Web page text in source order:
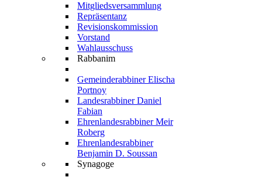
Mitgliedsversammlung
Repräsentanz
Revisionskommission
Vorstand
Wahlausschuss
Rabbanim
Gemeinderabbiner Elischa
Portnoy
Landesrabbiner Daniel
Fabian
Ehrenlandesrabbiner Meir
Roberg
Ehrenlandesrabbiner
Benjamin D. Soussan
Synagoge